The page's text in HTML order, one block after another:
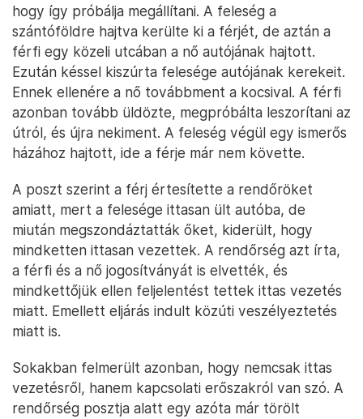
hogy így próbálja megállítani. A feleség a
szántóföldre hajtva kerülte ki a férjét, de aztán a
férfi egy közeli utcában a nő autójának hajtott.
Ezután késsel kiszúrta felesége autójának kerekeit.
Ennek ellenére a nő továbbment a kocsival. A férfi
azonban tovább üldözte, megpróbálta leszorítani az
útról, és újra nekiment. A feleség végül egy ismerős
házához hajtott, ide a férje már nem követte.
A poszt szerint a férj értesítette a rendőröket
amiatt, mert a felesége ittasan ült autóba, de
miután megszondáztatták őket, kiderült, hogy
mindketten ittasan vezettek. A rendőrség azt írta,
a férfi és a nő jogosítványát is elvették, és
mindkettőjük ellen feljelentést tettek ittas vezetés
miatt. Emellett eljárás indult közúti veszélyeztetés
miatt is.
Sokakban felmerült azonban, hogy nemcsak ittas
vezetésről, hanem kapcsolati erőszakról van szó. A
rendőrség posztja alatt egy azóta már törölt